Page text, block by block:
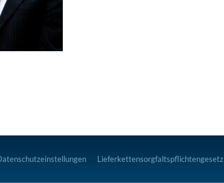
Lieferkettensorgfaltspflichtengesetz